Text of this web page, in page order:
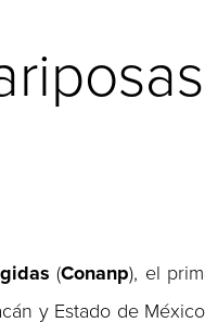
(Conanp), el
y Estado de